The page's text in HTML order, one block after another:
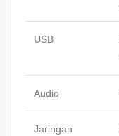
USB
Audio
Jaringan